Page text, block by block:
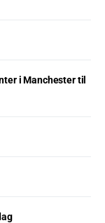
i Manchester til